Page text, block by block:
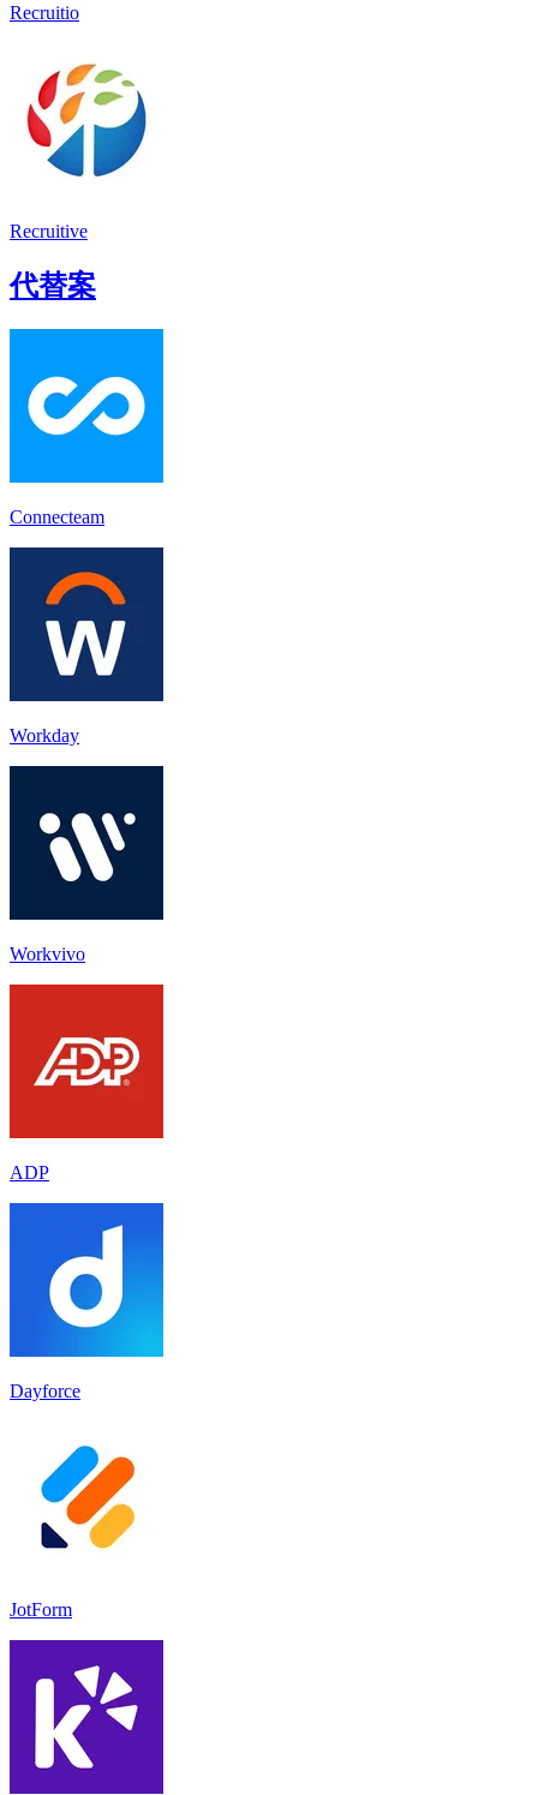
Recruitio
Recruitive
代替案
Connecteam
Workday
Workvivo
ADP
Dayforce
JotForm